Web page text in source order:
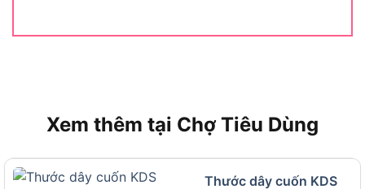
Đặc điểm vượt trội của thước dây KDS EGK1220
Xem thêm tại Chợ Tiêu Dùng
Thước dây cuốn KDS